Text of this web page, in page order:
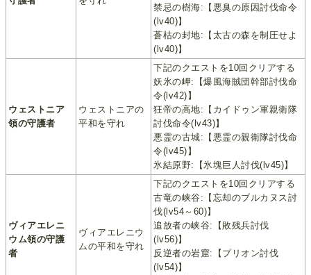
禁忌の樹海:【悪臭の原因討伐命令
(lv40)】
蒼枯の封地:【太古の森を制圧せよ
(lv40)】
ウェストニア
領の守護者
ウェストニアの
平和を守れ
下記のクエストを10回クリアする
妖氷の岬:【爆風海賊団幹部討伐命
令(lv42)】
狂帝の高地:【カイドゥン軍親衛隊
討伐命令(lv43)】
悪霊の古城:【悪霊の親衛隊討伐命
令(lv45)】
氷結原野:【氷塊巨人討伐(lv45)】
ヴィアエレニ
ウム領の守護
者
ヴィアエレニウ
ムの平和を守れ
下記のクエストを10回クリアする
古竜の峡谷:【忘却のブルカヌス討
伐(lv54～60)】
追放者の峡谷:【敗残兵討伐
(lv56)】
反逆者の岩窟:【プリオン討伐
(lv54)】